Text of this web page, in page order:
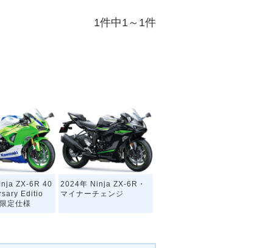
1件中1～1件
ZX-6R 40
Editio
定仕様
2024年 Ninja ZX-6R・
マイナーチェンジ